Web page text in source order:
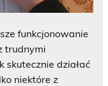
funkcjonowanie
trudnymi
skutecznie działać
niektóre z